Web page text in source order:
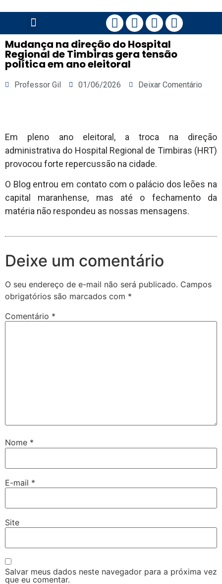
Mudança na direção do Hospital
Regional de Timbiras gera tensão
política em ano eleitoral
Professor Gil 01/06/2026 Deixar Comentário
Em pleno ano eleitoral, a troca na direção
administrativa do Hospital Regional de Timbiras (HRT)
provocou forte repercussão na cidade.
O Blog entrou em contato com o palácio dos leões na
capital maranhense, mas até o fechamento da
matéria não respondeu as nossas mensagens.
Deixe um comentário
O seu endereço de e-mail não será publicado. Campos
obrigatórios são marcados com *
Comentário *
Nome *
E-mail *
Site
Salvar meus dados neste navegador para a próxima vez
que eu comentar.